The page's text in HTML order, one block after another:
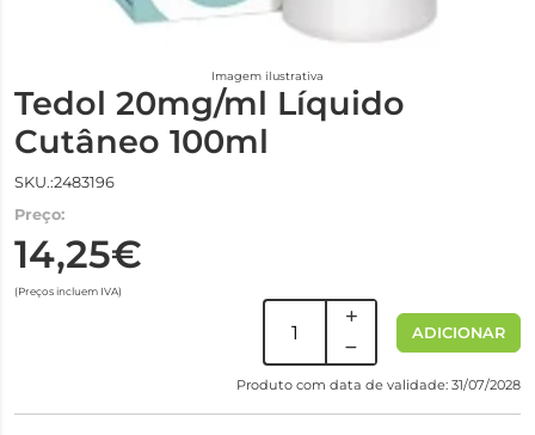
Imagem ilustrativa
Tedol 20mg/ml Líquido
Cutâneo 100ml
SKU.:2483196
Preço:
14,25€
(Preços incluem IVA)
ADICIONAR
Produto com data de validade: 31/07/2028